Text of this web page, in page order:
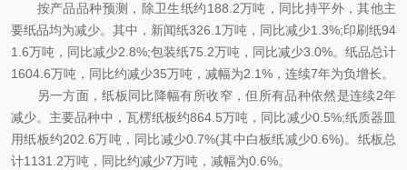
按产品品种预测，除卫生纸约188.2万吨，同比持平外，其他主
要纸品均为减少。其中，新闻纸326.1万吨，同比减少1.3%;印刷纸94
1.6万吨，同比减少2.8%;包装纸75.2万吨，同比减少3.0%。纸品总计
1604.6万吨，同比约减少35万吨，减幅为2.1%，连续7年为负增长。
另一方面，纸板同比降幅有所收窄，但所有品种依然是连续2年
减少。主要品种中，瓦楞纸板约864.5万吨，同比减少0.5%;纸质器皿
用纸板约202.6万吨，同比减少0.7%(其中白板纸减少0.6%)。纸板总
计1131.2万吨，同比约减少7万吨，减幅为0.6%。